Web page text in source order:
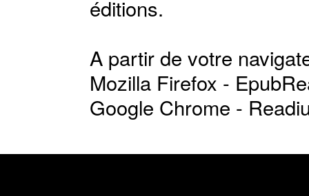
éditions.
A partir de votre
Mozilla Firefox -
Google Chrome -